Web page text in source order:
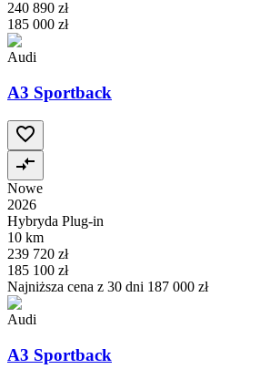
240 890 zł
185 000 zł
Audi
A3 Sportback
Nowe
2026
Hybryda Plug-in
10 km
239 720 zł
185 100 zł
Najniższa cena z 30 dni 187 000 zł
Audi
A3 Sportback